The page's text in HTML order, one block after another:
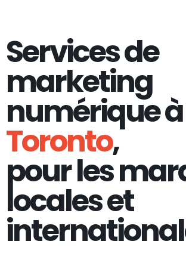
Services de
marketing
numérique à
Toronto,
pour les
locales et